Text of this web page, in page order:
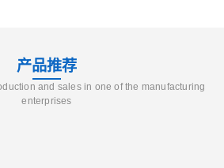
产品推荐
and sales in one of the manufacturing
enterprises